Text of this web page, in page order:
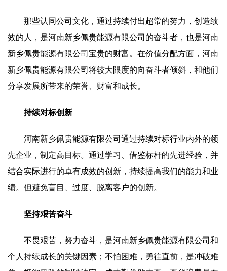
那些认同公司文化，通过持续付出超常的努力，创造绩
效的人，是河南新乡佩贵能源有限公司的奋斗者，也是河南
新乡佩贵能源有限公司宝贵的财富。在价值分配方面，河南
新乡佩贵能源有限公司将较大限度的向奋斗者倾斜，和他们
分享发展所带来的荣誉、财富和成长。
持续对标创新
河南新乡佩贵能源有限公司通过持续对标行业内外的领
先企业，制定高目标。通过学习、借鉴标杆的先进经验，并
结合实际进行的卓有成效的创新，持续提高我们的能力和业
绩。但避免盲目、过度、脱离客户的创新。
坚持艰苦奋斗
不畏艰苦，努力奋斗，是河南新乡佩贵能源有限公司和
个人持续成长的关键因素；不怕困难，勇往直前，是冲破难